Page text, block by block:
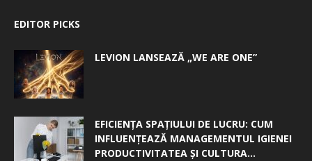
EDITOR PICKS
LEVION LANSEAZĂ „WE ARE ONE”
EFICIENȚA SPAȚIULUI DE LUCRU: CUM
INFLUENȚEAZĂ MANAGEMENTUL IGIENEI
PRODUCTIVITATEA ȘI CULTURA...